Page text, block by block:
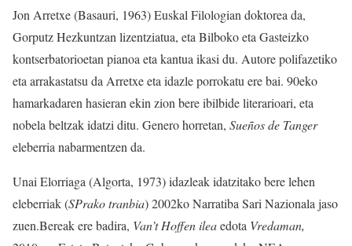
Jon Arretxe (Basauri, 1963) Euskal Filologian doktorea da,
Gorputz Hezkuntzan lizentziatua, eta Bilboko eta Gasteizko
kontserbatorioetan pianoa eta kantua ikasi du. Autore polifazetiko
eta arrakastatsu da Arretxe eta idazle porrokatu ere bai. 90eko
hamarkadaren hasieran ekin zion bere ibilbide literarioari, eta
nobela beltzak idatzi ditu. Genero horretan, Sueños de Tanger
eleberria nabarmentzen da.
Unai Elorriaga (Algorta, 1973) idazleak idatzitako bere lehen
eleberriak (SPrako tranbia) 2002ko Narratiba Sari Nazionala jaso
zuen.Bereak ere badira, Van’t Hoffen ileaedota Vredaman,